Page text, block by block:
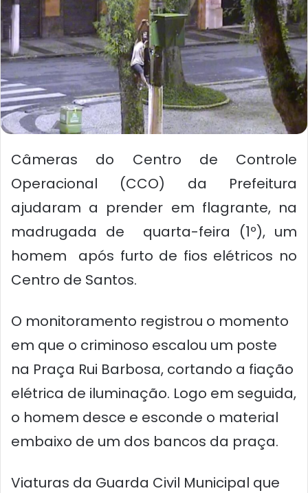
Câmeras do Centro de Controle
Operacional (CCO) da Prefeitura
ajudaram a prender em flagrante, na
madrugada de quarta-feira (1º), um
homem após furto de fios elétricos no
Centro de Santos.
O monitoramento registrou o momento
em que o criminoso escalou um poste
na Praça Rui Barbosa, cortando a fiação
elétrica de iluminação. Logo em seguida,
o homem desce e esconde o material
embaixo de um dos bancos da praça.
Viaturas da Guarda Civil Municipal que